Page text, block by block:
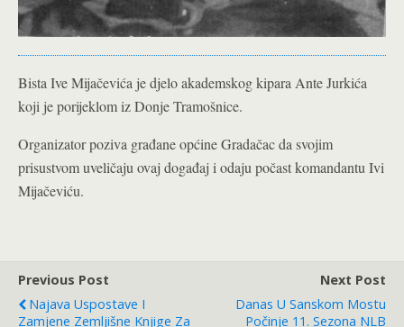
Bista Ive Mijačevića je djelo akademskog kipara Ante Jurkića
koji je porijeklom iz Donje Tramošnice.
Organizator poziva građane općine Gradačac da svojim
prisustvom uveličaju ovaj događaj i odaju počast komandantu Ivi
Mijačeviću.
Previous Post
Najava Uspostave I
Zamjene Zemljišne Knjige Za
Next Post
Danas U Sanskom Mostu
Počinje 11. Sezona NLB